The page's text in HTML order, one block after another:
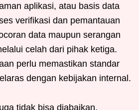
aplikasi, atau basis data
verifikasi dan pemantauan
data maupun serangan
celah dari pihak ketiga.
perlu memastikan standar
dengan kebijakan internal.
tidak bisa diabaikan.